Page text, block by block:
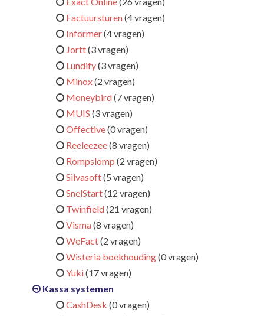
Factuursturen(4 vragen)
Informer(4 vragen)
Jortt(3 vragen)
Lundify(3 vragen)
Minox(2 vragen)
Moneybird(7 vragen)
MUIS (3 vragen)
Offective(0 vragen)
Reeleezee(8 vragen)
Rompslomp (2 vragen)
Silvasoft(5 vragen)
SnelStart(12 vragen)
Twinfield(21 vragen)
Visma(8 vragen)
WeFact(2 vragen)
Wisteria boekhouding(0 vragen)
Yuki(17 vragen)
Kassa systemen
CashDesk (0 vragen)